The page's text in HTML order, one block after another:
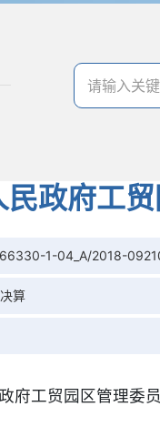
民政府工
1-04_A/2018-
算
府工贸园区管理委